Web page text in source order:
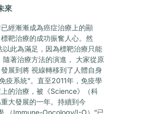
來
經漸漸成為癌症治療上的顯
靶治療的成功振奮人心。然
以此為滿足，因為標靶治療只能
隨著治療方法的演進， 大家從原
展到將 視線轉移到了人體自身
疫系統”。直至2011年，免疫學
的治療，被《Science》（科
大發展的一年。持續到今
（Immune-Oncology/I-O）”已